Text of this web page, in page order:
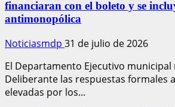
financiaran con el boleto y se
antimonopólica
Noticiasmdp 31 de julio de 2026
El Departamento Ejecutivo
Deliberante las respuestas formales
elevadas por los...